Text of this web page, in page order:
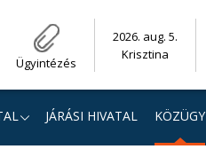
Ügyintézés
2026. aug. 5.
Krisztina
JÁRÁSI HIVATAL KÖZÜGY